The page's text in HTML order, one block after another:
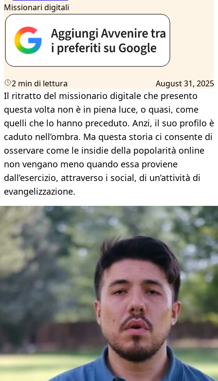
Missionari digitali
2 min di lettura August 31, 2025
Il ritratto del missionario digitale che presento
questa volta non è in piena luce, o quasi, come
quelli che lo hanno preceduto. Anzi, il suo profilo è
caduto nell’ombra. Ma questa storia ci consente di
osservare come le insidie della popolarità online
non vengano meno quando essa proviene
dall’esercizio, attraverso i social, di un’attività di
evangelizzazione.